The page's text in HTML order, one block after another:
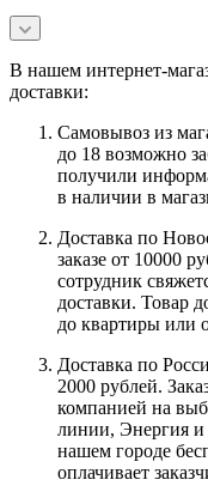
В нашем интернет-
доставки:
Самовывоз из
до 18 возможно
получили
в наличии в
Доставка по
заказе от 10000
сотрудник
доставки. Товар
до квартиры или
Доставка по
2000 рублей.
компанией на
линии, Энергия и
нашем городе
оплачивает